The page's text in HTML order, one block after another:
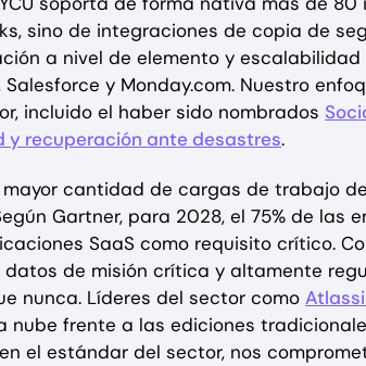
sino de integraciones de copia de
a nivel de elemento y
y Monday.com. Nuestro
incluido el haber sido nombrados
y recuperación ante desastres.
cantidad de cargas de trabajo
Gartner, para 2028, el 75% de las
SaaS como requisito crítico.
de misión crítica y altamente
nunca. Líderes del sector como
nube frente a las ediciones
el estándar del sector, nos